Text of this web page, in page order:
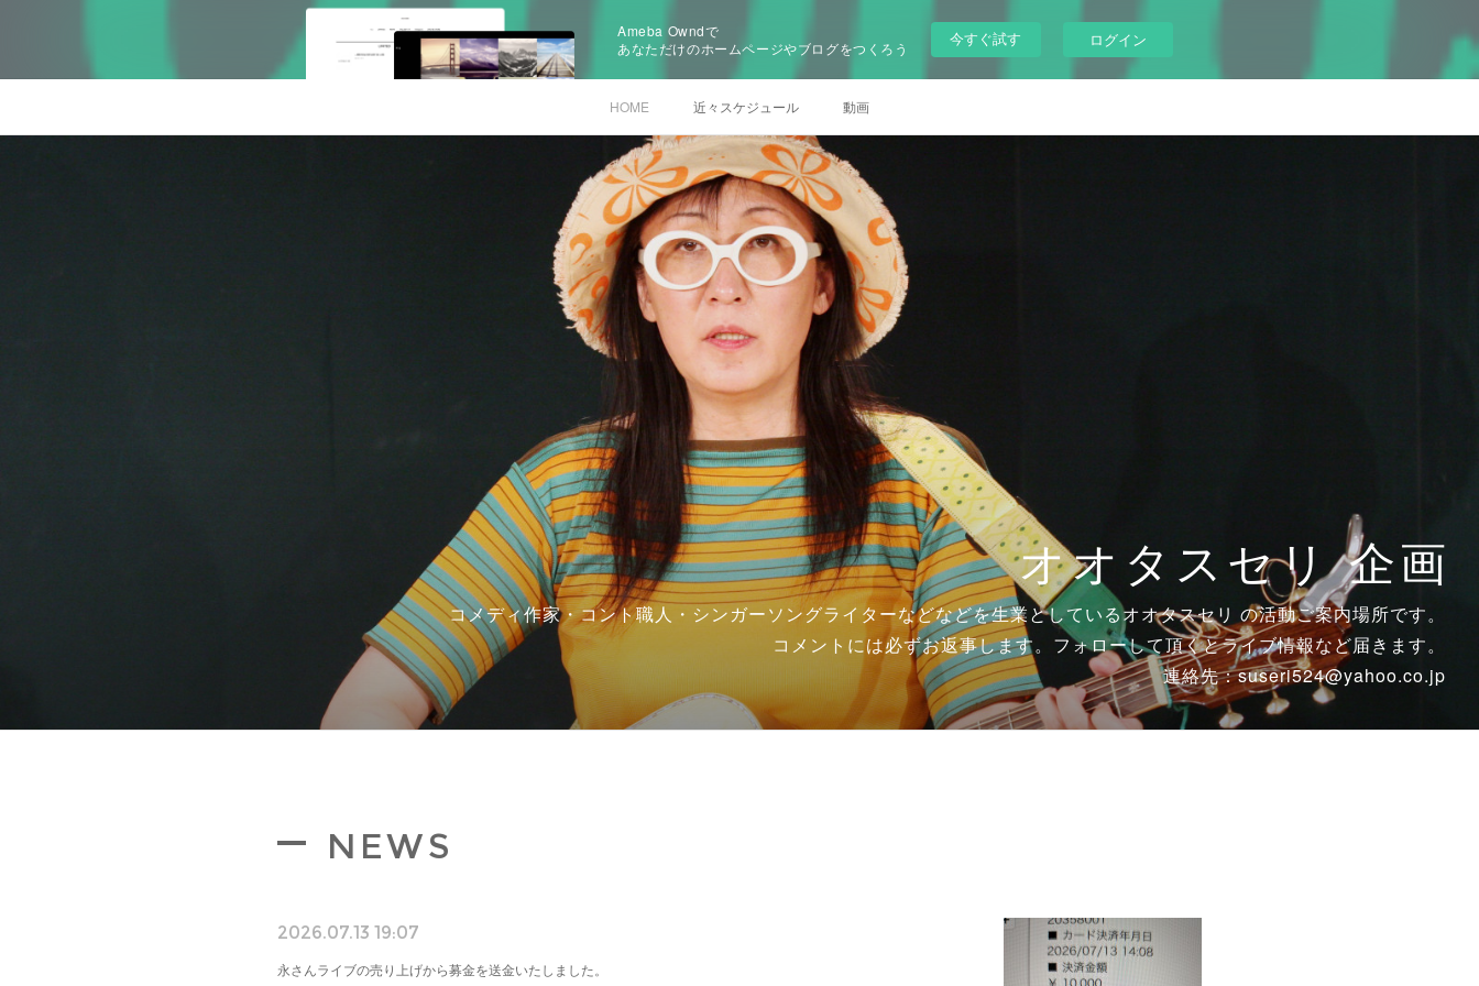
Ameba Owndで
あなただけのホームページやブログをつくろう
今すぐ試す ログイン
HOME 近々スケジュール 動画
オオタスセリ 企画
コメディ作家・コント職人・シンガーソングライターなどなどを生業としているオオタスセリ の活動ご案内場所です。
コメントには必ずお返事します。フォローして頂くとライブ情報など届きます。
連絡先：suseri524@yahoo.co.jp
NEWS
2026.07.13 19:07
永さんライブの売り上げから募金を送金いたしました。